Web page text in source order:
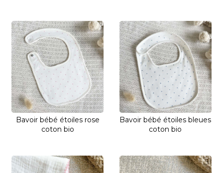
Bavoir bébé étoiles rose
coton bio
Bavoir bébé étoiles bleues
coton bio